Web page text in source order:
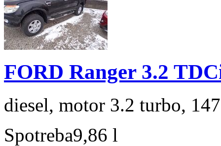
FORD Ranger 3.2
diesel, motor 3.2 turbo,
Spotreba9,86 l